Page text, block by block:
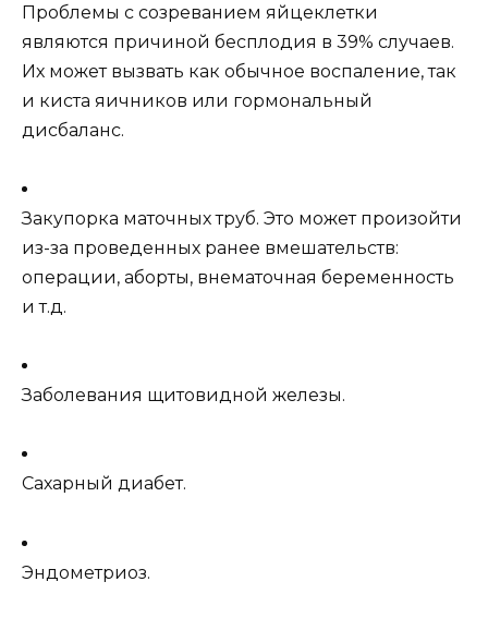
Проблемы с созреванием яйцеклетки
являются причиной бесплодия в 39% случаев.
Их может вызвать как обычное воспаление, так
и киста яичников или гормональный
дисбаланс.
Закупорка маточных труб. Это может произойти
из-за проведенных ранее вмешательств:
операции, аборты, внематочная беременность
и т.д.
Заболевания щитовидной железы.
Сахарный диабет.
Эндометриоз.